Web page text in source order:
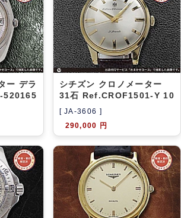
ー デラ
520165
シチズン クロノメーター
31石 Ref.CROF1501-Y 10
[ JA-3606 ]
290,000 円